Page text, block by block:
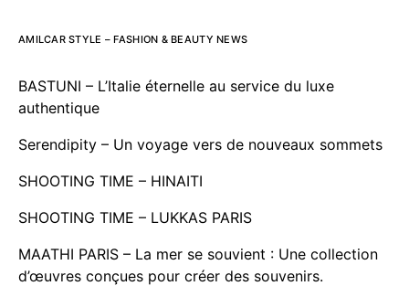
AMILCAR STYLE – FASHION & BEAUTY NEWS
BASTUNI – L’Italie éternelle au service du luxe
authentique
Serendipity – Un voyage vers de nouveaux sommets
SHOOTING TIME – HINAITI
SHOOTING TIME – LUKKAS PARIS
MAATHI PARIS – La mer se souvient : Une collection
d’œuvres conçues pour créer des souvenirs.